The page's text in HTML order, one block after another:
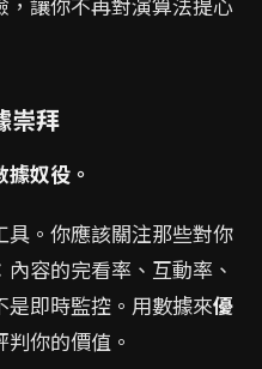
崇拜
奴役。
。你應該關注那些對你
內容的完看率、互動率、
是即時監控。用數據來優
判你的價值。